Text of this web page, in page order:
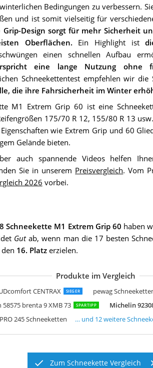
Bedingungen zu verbessern.
und ist somit vielseitig für
Design sorgt für mehr Sicherheit
Oberflächen. Ein Highlight ist
einen schnellen Aufbau
eine lange Nutzung ohne
Schneekettentest empfehlen wir die
die ihre Fahrsicherheit im Winter
M1 Extrem Grip 60 ist eine
175/70 R 12, 155/80 R 13
wie Extrem Grip und 60
Gelände bieten.
auch spannende Videos helfen
Sie in unserem Preisvergleich. Vom
2026 vorbei.
Schneekette M1 Extrem Grip 60 haben
Gutab, wenn man die 17 besten
16. Platzerzielen.
Produkte im Vergleich
CENTRAX SIEGER pewag
brenta 9 XMB 73 SPARTIPP
Michelin
245 Schneeketten
RUD Schneeketten
pewag
pewag
KÖNIG CL-10 100
König CB-12 104
Michelin 92316
pewag
Lescars
Filmer 18626
RUD Schneeketten
Sumex
Michelin 92303
… und 12weitere
Zum Schneekette Vergleich